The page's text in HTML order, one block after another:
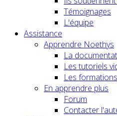
Témoignages
L'équipe
Assistance
Apprendre Noethys
La
Les tutoriels
Les formations
En apprendre plus
Forum
Contacter